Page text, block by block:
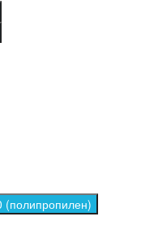
(полипропилен)